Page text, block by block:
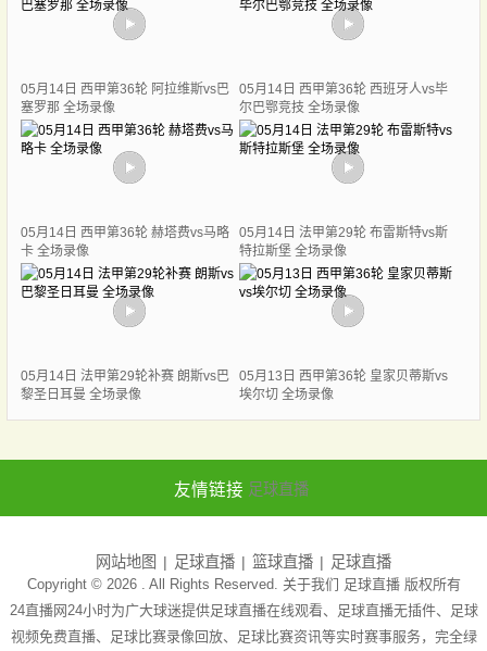
05月14日 西甲第36轮 阿拉维斯vs巴
塞罗那 全场录像
05月14日 西甲第36轮 西班牙人vs毕
尔巴鄂竞技 全场录像
05月14日 西甲第36轮 赫塔费vs马略
卡 全场录像
05月14日 法甲第29轮 布雷斯特vs斯
特拉斯堡 全场录像
05月14日 法甲第29轮补赛 朗斯vs巴
黎圣日耳曼 全场录像
05月13日 西甲第36轮 皇家贝蒂斯vs
埃尔切 全场录像
友情链接 足球直播
网站地图 足球直播 篮球直播 足球直播
Copyright © 2026 . All Rights Reserved. 关于我们 足球直播版权所有
24直播网24小时为广大球迷提供足球直播在线观看、足球直播无插件、足球
视频免费直播、足球比赛录像回放、足球比赛资讯等实时赛事服务，完全绿